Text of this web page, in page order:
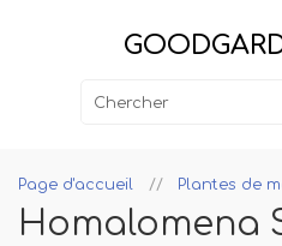
Page d'accueil Plantes de
Homalomena